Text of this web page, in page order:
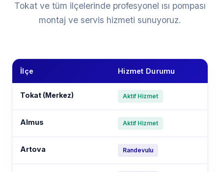
Tokat ve tüm ilçelerinde profesyonel ısı pompası
montaj ve servis hizmeti sunuyoruz.
İlçe Hizmet Durumu
Tokat (Merkez) Aktif Hizmet
Almus Aktif Hizmet
Artova Randevulu